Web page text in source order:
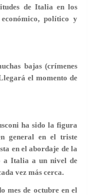
de Italia en los
político y
bajas (crímenes
el momento de
ha sido la figura
general en el triste
en el abordaje de la
a Italia a un nivel de
vez más cerca.
mes de octubre en el